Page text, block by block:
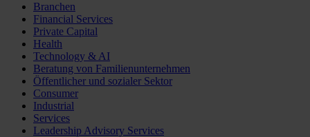
Branchen
Financial Services
Private Capital
Health
Technology & AI
Beratung von Familienunternehmen
Öffentlicher und sozialer Sektor
Consumer
Industrial
Services
Leadership Advisory Services